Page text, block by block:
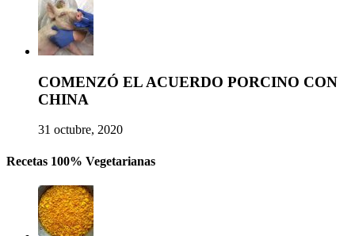
COMENZÓ EL ACUERDO PORCINO CON
CHINA
31 octubre, 2020
Recetas 100% Vegetarianas